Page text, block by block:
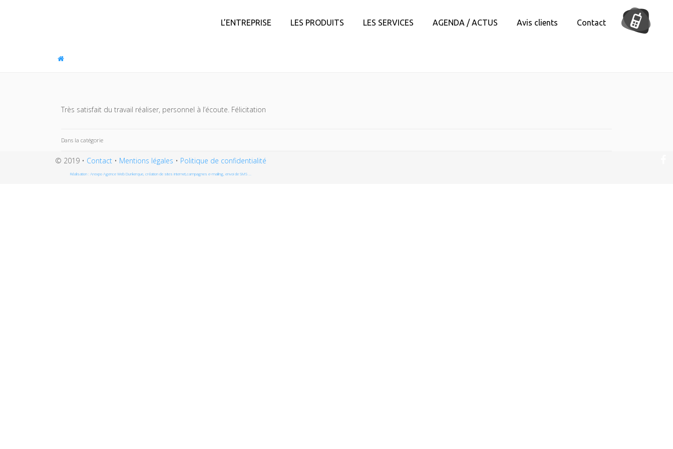
L’ENTREPRISE LES PRODUITS LES SERVICES AGENDA / ACTUS Avis clients Contact
Très satisfait du travail réaliser, personnel à l’écoute. Félicitation
Dans la catégorie
© 2019 • Contact • Mentions légales • Politique de confidentialité
Réalisation : Arexpo Agence Web Dunkerque, création de sites internet,campagnes e-mailing, envoi de SMS ...